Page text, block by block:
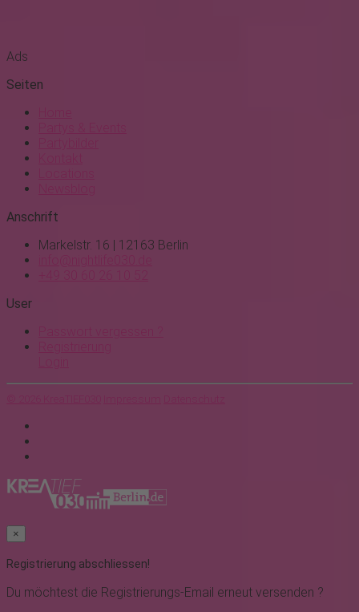
Ads
Seiten
Anschrift
Markelstr. 16 | 12163 Berlin
User
×
Registrierung abschliessen!
Du möchtest die Registrierungs-Email erneut versenden ?